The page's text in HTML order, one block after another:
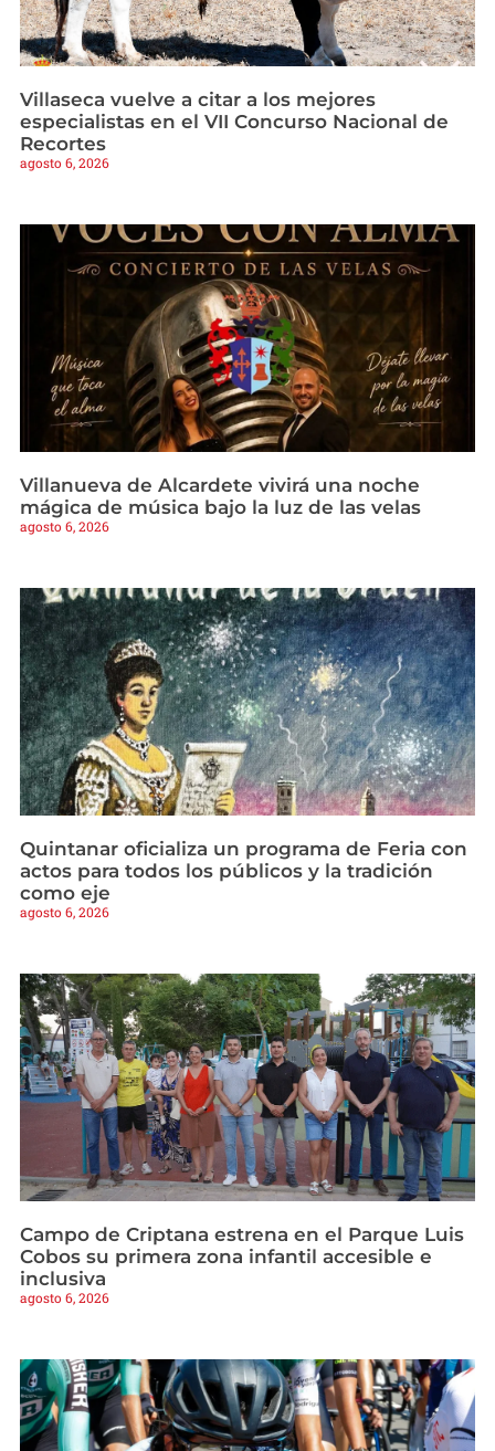
Villaseca vuelve a citar a los mejores
especialistas en el VII Concurso Nacional de
Recortes
agosto 6, 2026
Villanueva de Alcardete vivirá una noche
mágica de música bajo la luz de las velas
agosto 6, 2026
Quintanar oficializa un programa de Feria con
actos para todos los públicos y la tradición
como eje
agosto 6, 2026
Campo de Criptana estrena en el Parque Luis
Cobos su primera zona infantil accesible e
inclusiva
agosto 6, 2026